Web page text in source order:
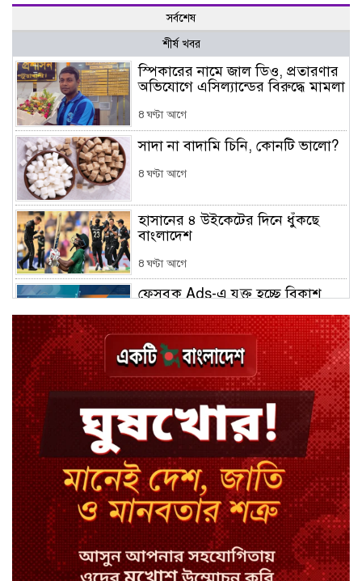
সর্বশেষ
শীর্ষ খবর
স্পিকারের নামে জাল ডিও, প্রতারণার
অভিযোগে এসিল্যান্ডের বিরুদ্ধে মামলা
8 ঘণ্টা আগে
সাদা না বাদামি চিনি, কোনটি ভালো?
8 ঘণ্টা আগে
হাসানের ৪ উইকেটের দিনে ধুঁকছে
বাংলাদেশ
8 ঘণ্টা আগে
ফেসবুক Ads-এ যুক্ত হচ্ছে বিকাশ
8 ঘণ্টা আগে
বিয়ে ভাঙার গুঞ্জনে মুখ খুললেন রণজয়
কেন লিভারপুল ছেড়ে তুরস্কের ক্লাবে
সালাহ
9 ঘণ্টা আগে
কপিল শর্মার অডিশনে বাদ পড়ার সেই
গল্প
9 ঘণ্টা আগে